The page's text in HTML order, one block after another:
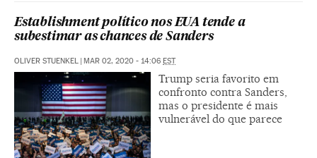
Establishment político nos EUA tende a
subestimar as chances de Sanders
OLIVER STUENKEL | MAR 02, 2020 - 14:06 EST
Trump seria favorito em
confronto contra Sanders,
mas o presidente é mais
vulnerável do que parece